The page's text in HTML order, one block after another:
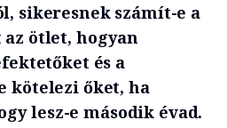
sikeresnek számít-e a
ötlet, hogyan
és a
kötelezi őket, ha
lesz-e második évad.